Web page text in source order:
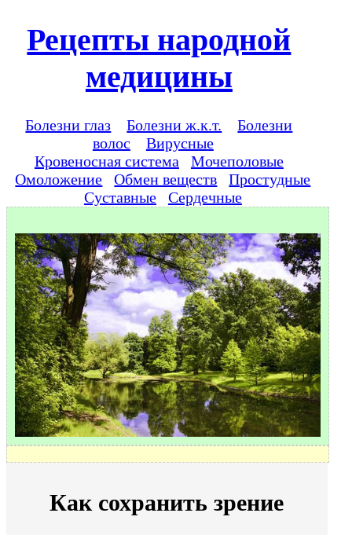
Рецепты народной
медицины
Болезни глаз Болезни ж.к.т.
Болезни
волос
Вирусные
Кровеносная система
Мочеполовые
Омоложение
Обмен веществ
Простудные
Суставные
Сердечные
Как сохранить зрение